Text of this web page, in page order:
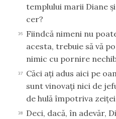
templului marii Diane
cer?
36
Fiindcă nimeni nu
acesta, trebuie să vă
nimic cu pornire
37
Căci aţi adus aici pe
sunt vinovaţi nici de
de hulă împotriva
38
Deci, dacă, în adevăr,